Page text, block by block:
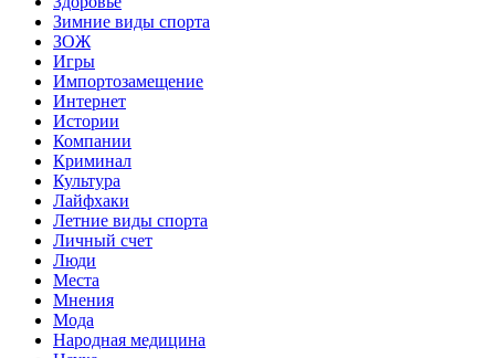
Зимние виды спорта
ЗОЖ
Игры
Импортозамещение
Интернет
Истории
Компании
Криминал
Культура
Лайфхаки
Летние виды спорта
Личный счет
Люди
Места
Мнения
Мода
Народная медицина